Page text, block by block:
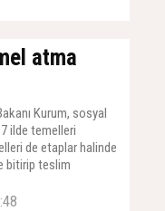
atma
Kurum, sosyal
ilde temelleri
de etaplar halinde
bitirip teslim